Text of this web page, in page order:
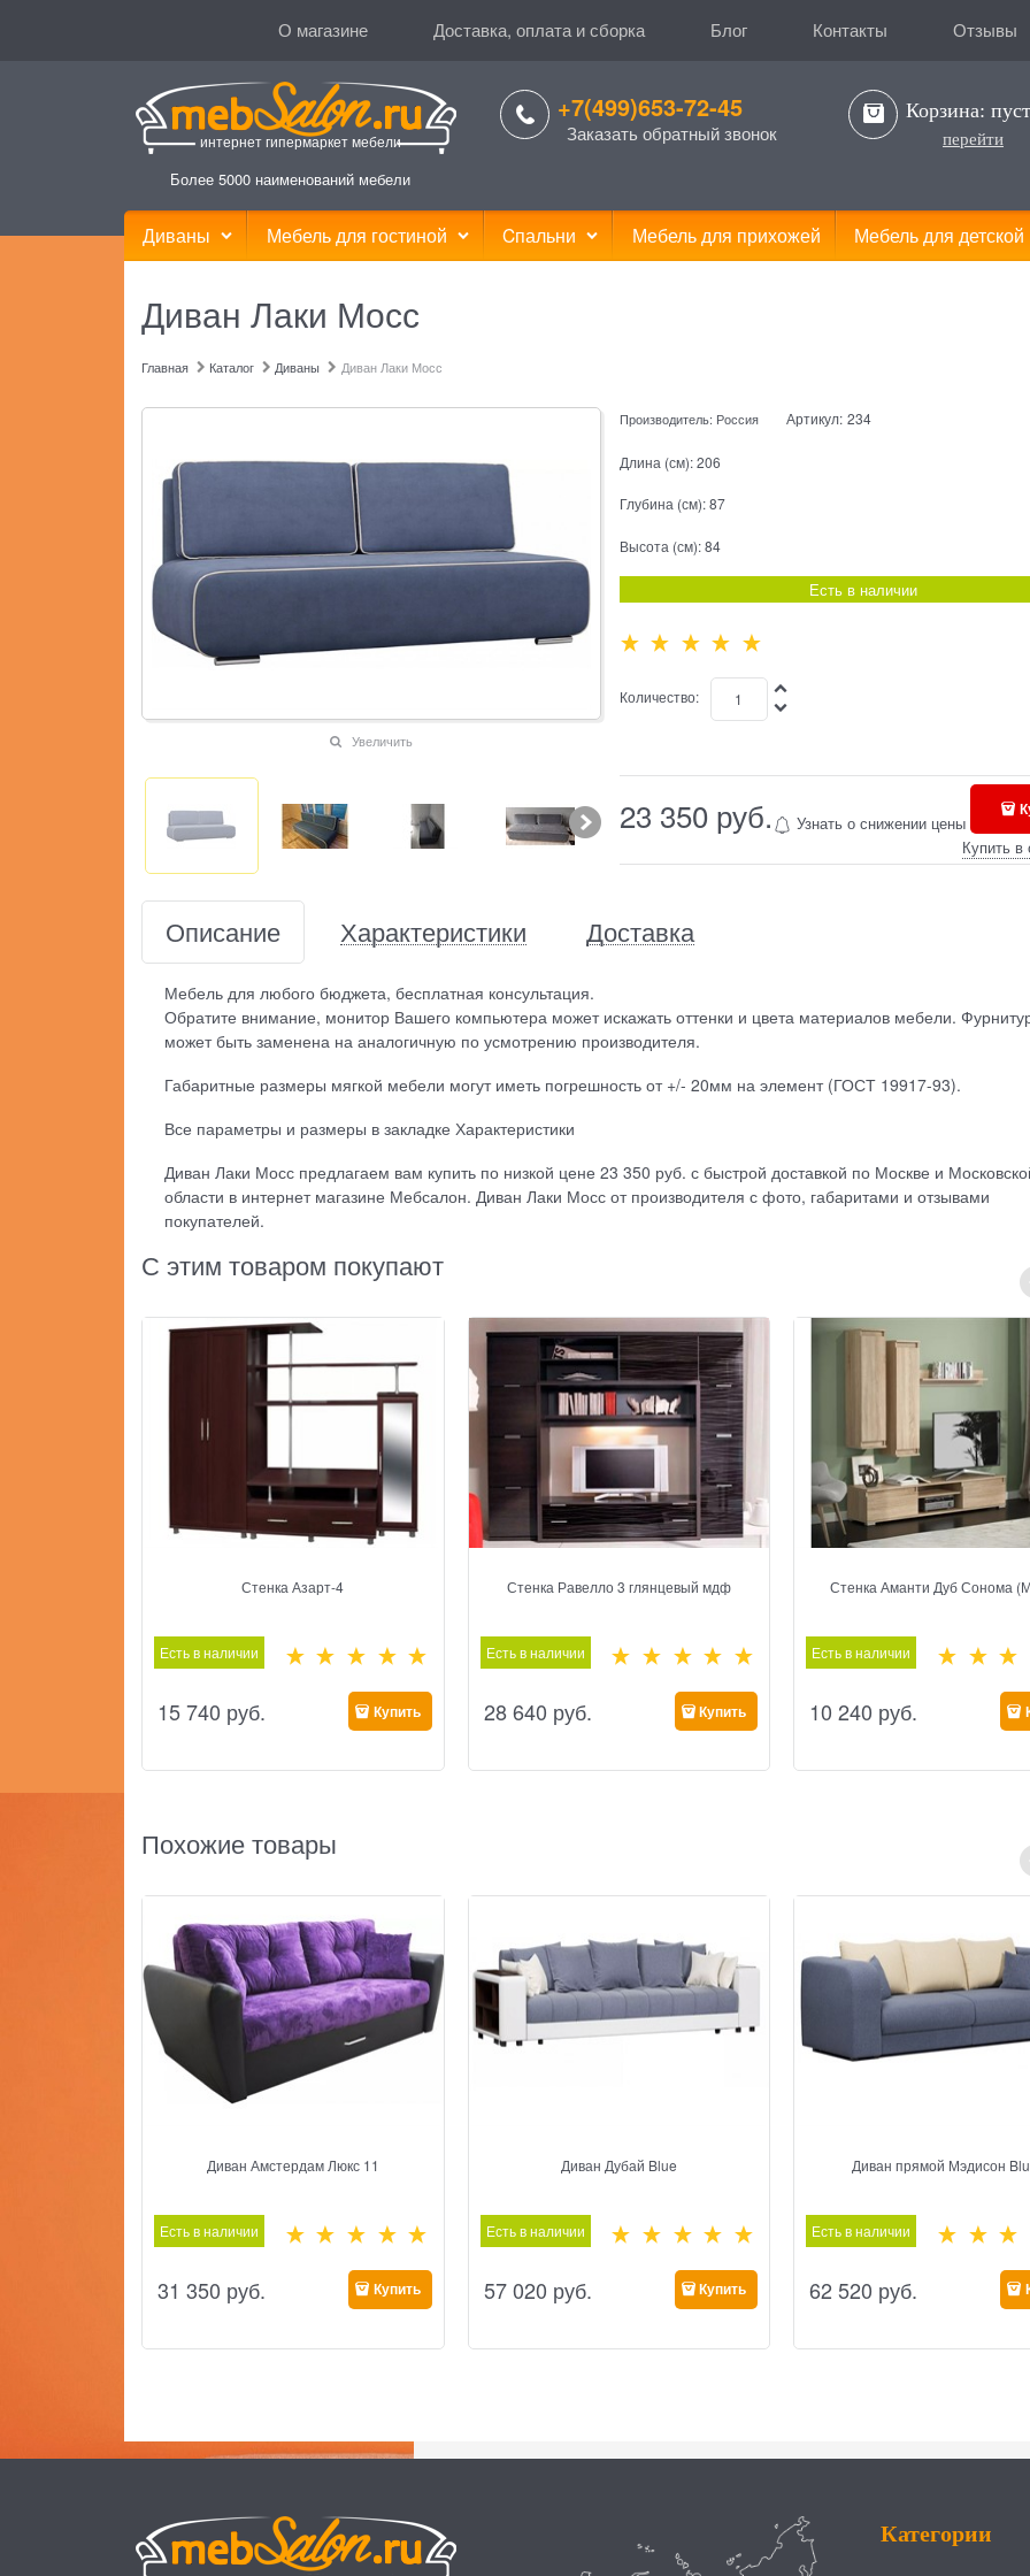
О магазине Доставка, оплата и сборка Блог Контакты Отзывы
интернет гипермаркет мебели
Более 5000 наименований мебели
+7(499)653-72-45
Заказать обратный звонок
Корзина:
перейти
Диваны Мебель для гостиной Cпальни Мебель для прихожей Мебель для детской
Диван Лаки Мосс
Главная Каталог Диваны Диван Лаки Мосс
Увеличить
Производитель: Россия Артикул: 234
Длина (см):206
Глубина (см):87
Высота (см):84
Есть в наличии
Количество:
23 350 руб. Узнать о снижении цены
Купить в
Описание Характеристики Доставка
Мебель для любого бюджета, бесплатная консультация.
Обратите внимание, монитор Вашего компьютера может искажать оттенки и цвета материалов мебели.
может быть заменена на аналогичную по усмотрению производителя.
Габаритные размеры мягкой мебели могут иметь погрешность от +/- 20мм на элемент (ГОСТ 19917-93).
Все параметры и размеры в закладке Характеристики
Диван Лаки Мосс предлагаем вам купить по низкой цене 23 350 руб. с быстрой доставкой по Москве и
области в интернет магазине Мебсалон. Диван Лаки Мосс от производителя с фото, габаритами и отзывами
покупателей.
С этим товаром покупают
Стенка Азарт-4
Есть в наличии
15 740 руб. Купить
Стенка Равелло 3 глянцевый мдф
Есть в наличии
28 640 руб. Купить
Стенка Аманти Дуб Сонома
Есть в наличии
10 240 руб.
Похожие товары
Диван Амстердам Люкс 11
Есть в наличии
31 350 руб. Купить
Диван Дубай Blue
Есть в наличии
57 020 руб. Купить
Диван прямой Мэдисон
Есть в наличии
62 520 руб.
Категории